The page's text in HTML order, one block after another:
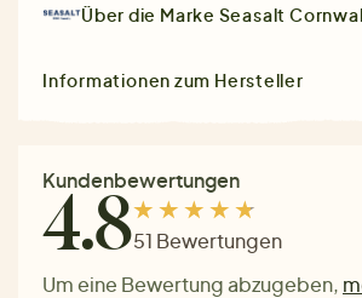
Über die Marke Seasalt
Informationen zum Hersteller
Kundenbewertungen
4.851 Bewertungen
Um eine Bewertung abzugeben,